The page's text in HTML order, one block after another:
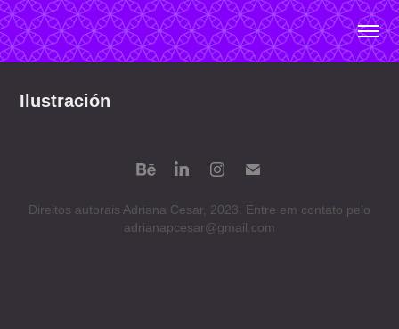
Ilustración
Direitos autorais Adriana Cesar, 2023. Entre em contato pelo
adrianapcesar@gmail.com